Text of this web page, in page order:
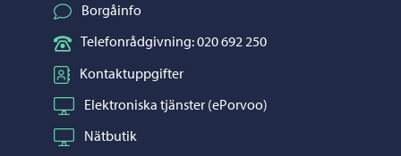
Borgåinfo
Telefonrådgivning: 020 692 250
Kontaktuppgifter
Elektroniska tjänster (ePorvoo)
Nätbutik